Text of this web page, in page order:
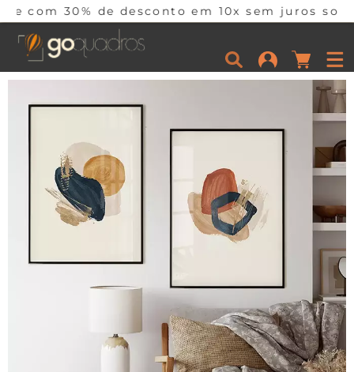
de desconto em 10x sem juros somente hoje!